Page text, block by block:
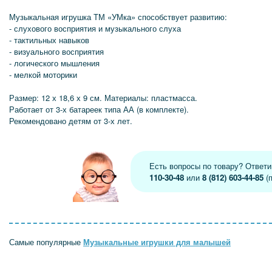
Музыкальная игрушка ТМ «УМка» способствует развитию:
- слухового восприятия и музыкального слуха
- тактильных навыков
- визуального восприятия
- логического мышления
- мелкой моторики
Размер: 12 х 18,6 х 9 см. Материалы: пластмасса.
Работает от 3-х батареек типа АА (в комплекте).
Рекомендовано детям от 3-х лет.
Есть вопросы по товару?
110-30-48 или8 (812) 603-44-85
Самые популярные Музыкальные игрушки для малышей